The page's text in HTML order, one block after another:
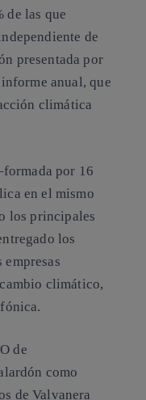
de las que
de
presentada por
anual, que
climática
por 16
en el mismo
los principales
los
climático,
de
como
de Valvanera